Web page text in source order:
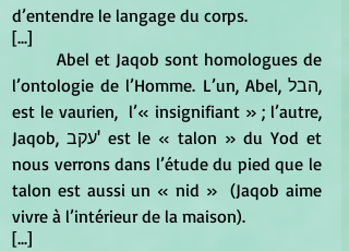
d’entendre le langage du corps.
[...]
l’ontologie de l’Homme. L’un, Abel, הבל,
est le vaurien,  l’« insignifiant » ; l’autre,
Jaqob, עקב' est le « talon » du Yod et
nous verrons dans l’étude du pied que le
talon est aussi un « nid »  (Jaqob aime
vivre à l’intérieur de la maison).
[...]